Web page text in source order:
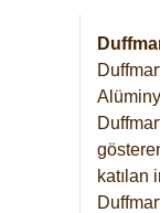
katılan